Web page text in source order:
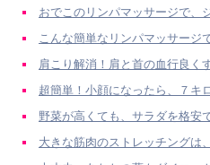
おでこのリンパマッサージで、
こんな簡単なリンパマッサージ
肩こり解消！肩と首の血行良く
超簡単！小顔になったら、７キ
野菜が高くても、サラダを格安
大きな筋肉のストレッチングは